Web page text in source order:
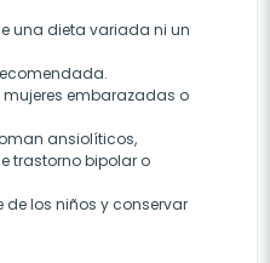
una dieta variada ni un
embarazadas o
ansiolíticos,
trastorno bipolar o
los niños y conservar